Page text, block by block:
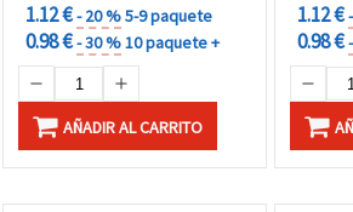
1.12 €- 20 %5-9 paquete
0.98 €- 30 %10 paquete +
AÑADIR AL CARRITO
1.12 €
0.98 €